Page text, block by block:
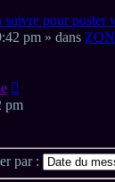
pour poster
pm » dans
pm
par :